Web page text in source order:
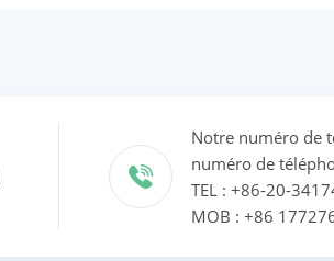
Notre numéro de
numéro de
TEL : +86-20-
MOB : +86